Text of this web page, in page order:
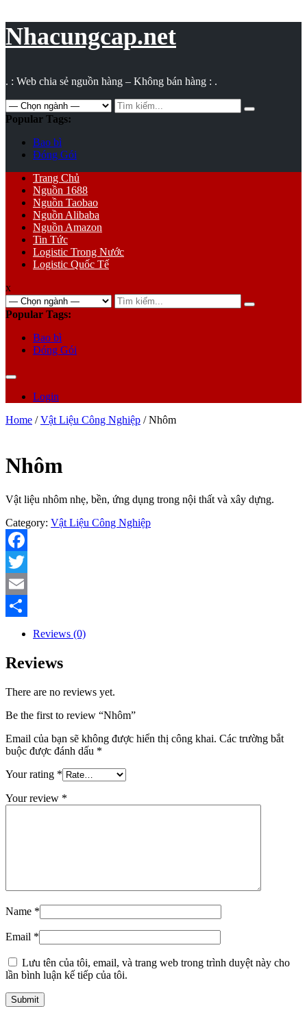
Nhacungcap.net
. : Web chia sẻ nguồn hàng – Không bán hàng : .
Search
for:
Popular Tags:
Bao bì
Đóng Gói
Primary
Menu
Trang Chủ
Nguồn 1688
Nguồn Taobao
Nguồn Alibaba
Nguồn Amazon
Tin Tức
Logistic Trong Nước
Logistic Quốc Tế
x
Search
for:
Popular Tags:
Bao bì
Đóng Gói
Login
Home /Vật Liệu Công Nghiệp / Nhôm
Nhôm
Vật liệu nhôm nhẹ, bền, ứng dụng trong nội thất và xây dựng.
Category: Vật Liệu Công Nghiệp
Facebook
Twitter
Email
Reviews (0)
Reviews
There are no reviews yet.
Be the first to review “Nhôm”
Email của bạn sẽ không được hiển thị công khai. Các trường bắt
buộc được đánh dấu *
Your rating *
Your review *
Name *
Email *
Lưu tên của tôi, email, và trang web trong trình duyệt này cho
lần bình luận kế tiếp của tôi.